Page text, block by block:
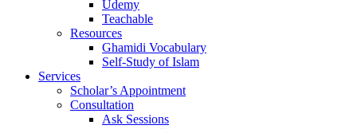
Udemy
Teachable
Resources
Ghamidi Vocabulary
Self-Study of Islam
Services
Scholar’s Appointment
Consultation
Ask Sessions